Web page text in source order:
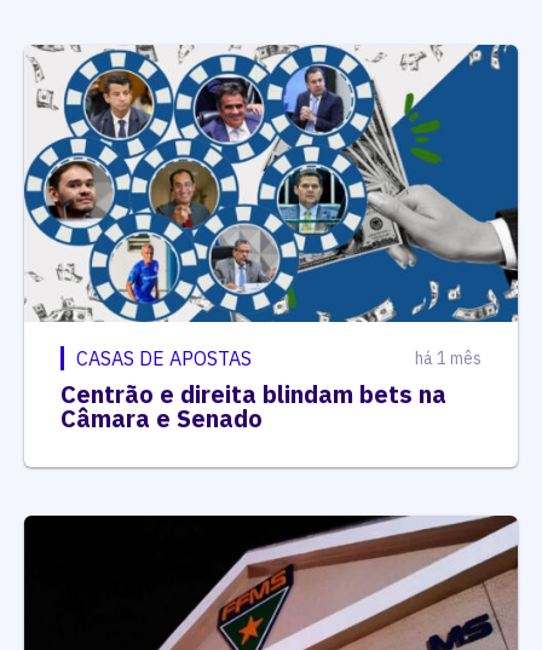
CASAS DE APOSTAS há 1 mês
Centrão e direita blindam bets na
Câmara e Senado